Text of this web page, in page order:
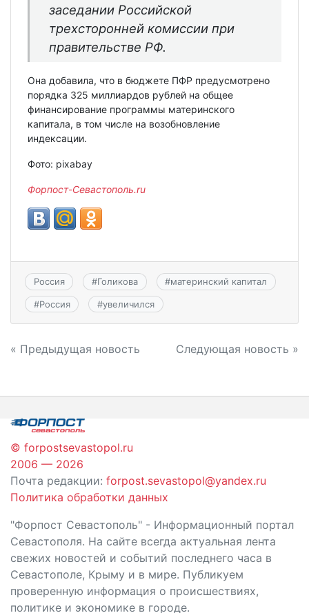
заседании Российской
трехсторонней комиссии при
правительстве РФ.
Она добавила, что в бюджете ПФР предусмотрено
порядка 325 миллиардов рублей на общее
финансирование программы материнского
капитала, в том числе на возобновление
индексации.
Фото: pixabay
Форпост-Севастополь.ru
Россия #Голикова #материнский капитал
#Россия #увеличился
Навигация
записям
« Предыдущая новость Следующая новость »
© forpostsevastopol.ru
2006 — 2026
Почта редакции: forpost.sevastopol@yandex.ru
Политика обработки данных
"Форпост Севастополь" - Информационный портал
Севастополя. На сайте всегда актуальная лента
свежих новостей и событий последнего часа в
Севастополе, Крыму и в мире. Публикуем
проверенную информация о происшествиях,
политике и экономике в городе.